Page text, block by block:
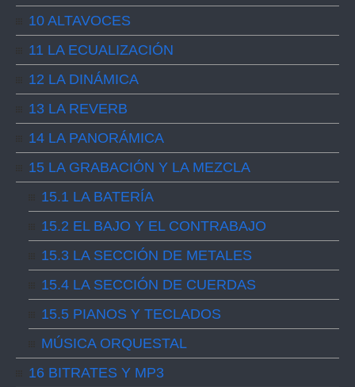
10 ALTAVOCES
11 LA ECUALIZACIÓN
12 LA DINÁMICA
13 LA REVERB
14 LA PANORÁMICA
15 LA GRABACIÓN Y LA MEZCLA
15.1 LA BATERÍA
15.2 EL BAJO Y EL CONTRABAJO
15.3 LA SECCIÓN DE METALES
15.4 LA SECCIÓN DE CUERDAS
15.5 PIANOS Y TECLADOS
MÚSICA ORQUESTAL
16 BITRATES Y MP3